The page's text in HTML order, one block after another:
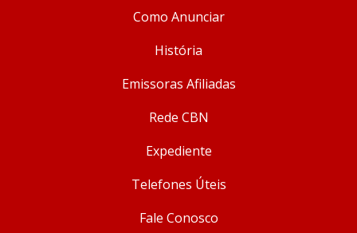
Como Anunciar
História
Emissoras Afiliadas
Rede CBN
Expediente
Telefones Úteis
Fale Conosco